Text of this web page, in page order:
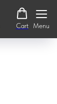
Cart Menu